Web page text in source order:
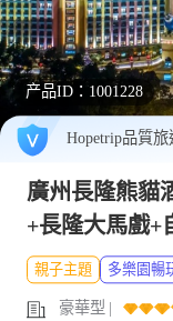
产品ID：1001228
Hopetrip品質旅
廣州長隆熊貓
+長隆大馬戲+
親子主題 多樂園暢
豪華型